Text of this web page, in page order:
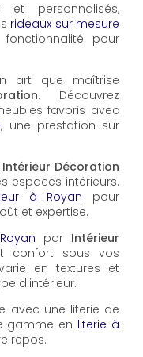
et personnalisés,
rideaux sur mesure
pour
art que maîtrise
. Découvrez
favoris avec
, une prestation sur
Intérieur Décoration
espaces intérieurs.
à Royan pour
et expertise.
par Intérieur
confort sous vos
en textures et
d'intérieur.
avec une literie de
gamme en literie à
repos.